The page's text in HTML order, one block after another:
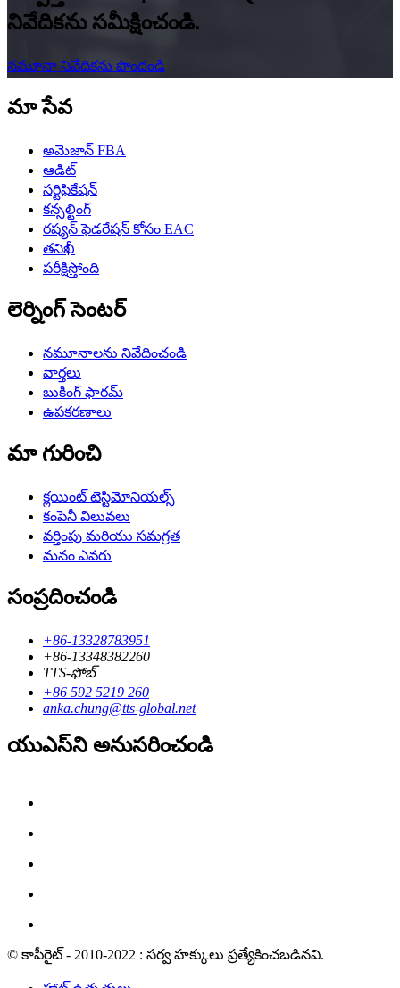
నివేదికను సమీక్షించండి.
నమూనా నివేదికను పొందండి
మా సేవ
అమెజాన్ FBA
ఆడిట్
సర్టిఫికేషన్
కన్సల్టింగ్
రష్యన్ ఫెడరేషన్ కోసం EAC
తనిఖీ
పరీక్షిస్తోంది
లెర్నింగ్ సెంటర్
నమూనాలను నివేదించండి
వార్తలు
బుకింగ్ ఫారమ్
ఉపకరణాలు
మా గురించి
క్లయింట్ టెస్టిమోనియల్స్
కంపెనీ విలువలు
వర్తింపు మరియు సమగ్రత
మనం ఎవరు
సంప్రదించండి
+86-13328783951
+86-13348382260
TTS-ఫోబ్
+86 592 5219 260
anka.chung@tts-global.net
యుఎస్‌ని అనుసరించండి
© కాపీరైట్ - 2010-2022 : సర్వ హక్కులు ప్రత్యేకించబడినవి.